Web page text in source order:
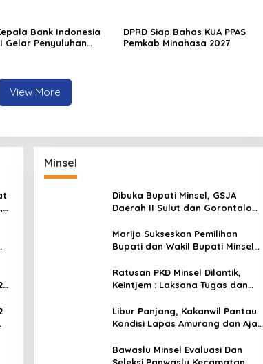
Bank Indonesia
Gelar Penyuluhan
DPRD Siap Bahas KUA PPAS
Pemkab Minahasa 2027
View More
Minsel
Dibuka Bupati Minsel, GSJA
Daerah II Sulut dan Gorontalo
Amurang
Marijo Sukseskan Pemilihan
Bupati dan Wakil Bupati Minsel
Ratusan PKD Minsel Dilantik,
Keintjem : Laksana Tugas dan
Libur Panjang, Kakanwil Pantau
Kondisi Lapas Amurang dan Ajak
Bawaslu Minsel Evaluasi Dan